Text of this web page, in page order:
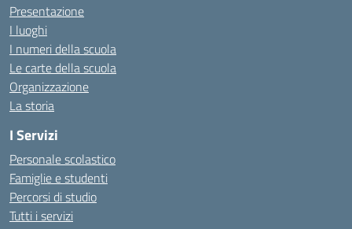
Presentazione
I luoghi
I numeri della scuola
Le carte della scuola
Organizzazione
La storia
I Servizi
Personale scolastico
Famiglie e studenti
Percorsi di studio
Tutti i servizi